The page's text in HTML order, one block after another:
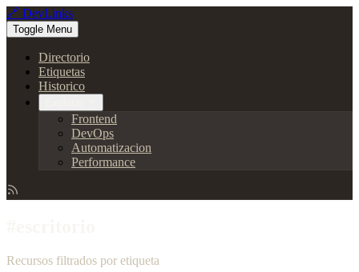
🔗 DevLinks
Toggle Menu
Directorio
Etiquetas
Historico
Frontend
DevOps
Automatizacion
Performance
Recursos filtrados por etiqueta